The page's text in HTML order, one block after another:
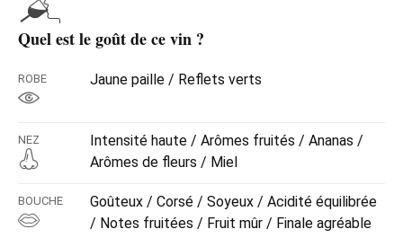
Quel est le goût de ce vin ?
ROBE Jaune paille / Reflets verts
NEZ
Intensité haute / Arômes fruités / Ananas /
Arômes de fleurs / Miel
BOUCHE
Goûteux / Corsé / Soyeux / Acidité équilibrée
/ Notes fruitées / Fruit mûr / Finale agréable